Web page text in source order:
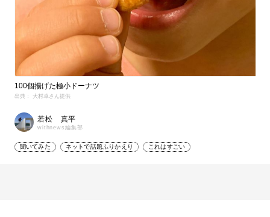
100個揚げた極小ドーナツ
出典： 大村卓さん提供
若松 真平
withnews編集部
聞いてみた ネットで話題ふりかえり これはすごい